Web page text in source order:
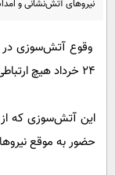
نیروهای آتش‌نشانی و
وقوع آتش‌سوزی در
۲۴ خرداد هیچ ارتباطی با موضوع اصابت ریزپرنده ندارد.
این آتش‌سوزی که
حضور به موقع